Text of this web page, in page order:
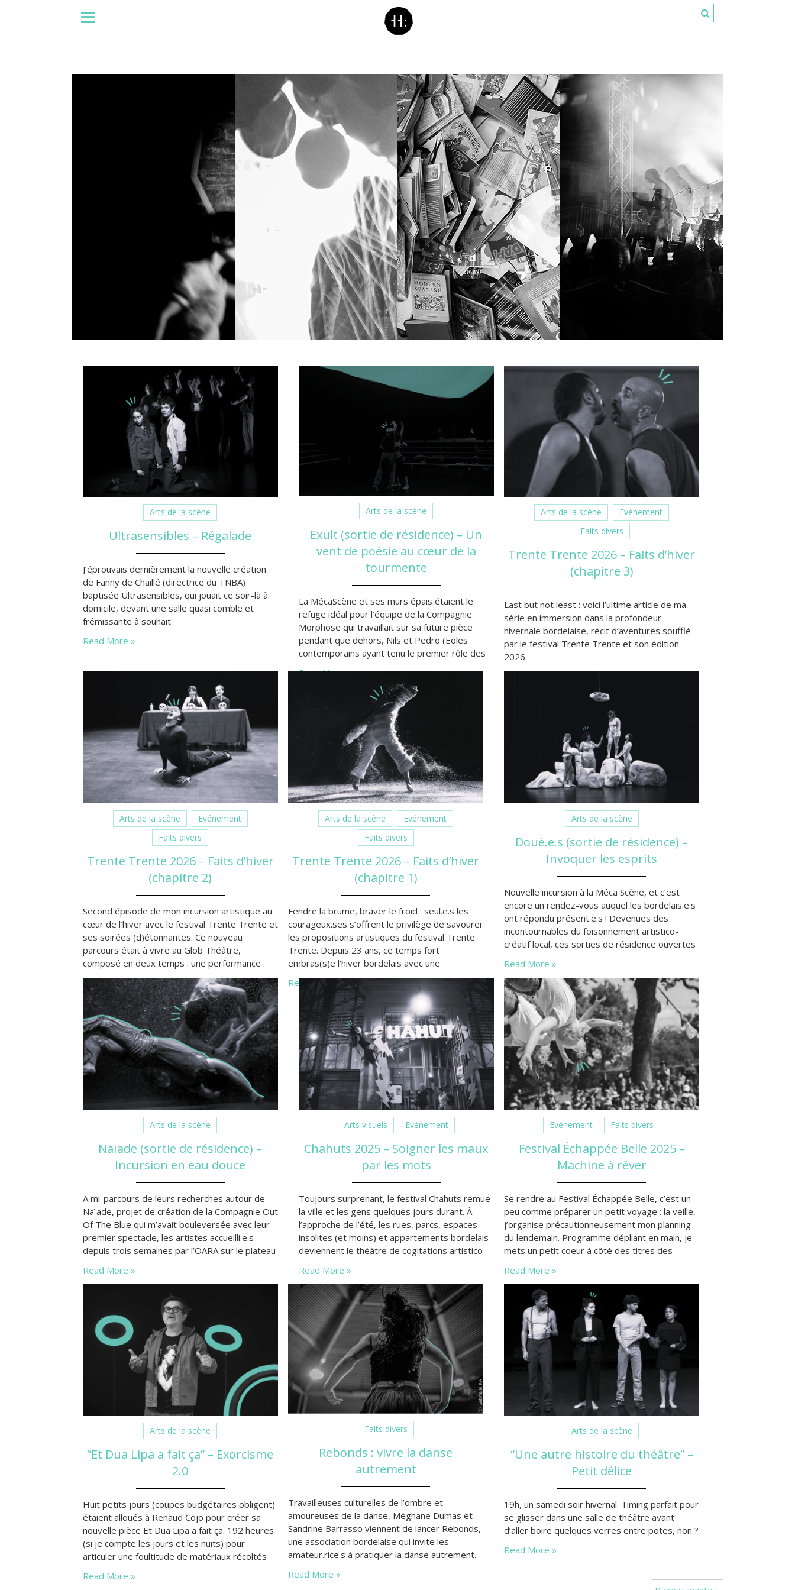
Arts de la scène
Ultrasensibles – Régalade
J’éprouvais dernièrement la nouvelle création
de Fanny de Chaillé (directrice du TNBA)
baptisée Ultrasensibles, qui jouait ce soir-là à
domicile, devant une salle quasi comble et
frémissante à souhait.
Read More »
Arts de la scène
Exult (sortie de résidence) – Un
vent de poésie au cœur de la
tourmente
La MécaScène et ses murs épais étaient le
refuge idéal pour l’équipe de la Compagnie
Morphose qui travaillait sur sa future pièce
pendant que dehors, Nils et Pedro (Eoles
contemporains ayant tenu le premier rôle des
Thomas et son équipe conviaient le 19 février
dernier les bordelais.es…
Read More »
Arts de la scène
Evénement
Faits divers
Trente Trente 2026 – Faits d’hiver
(chapitre 3)
Last but not least : voici l’ultime article de ma
série en immersion dans la profondeur
hivernale bordelaise, récit d’aventures soufflé
par le festival Trente Trente et son édition
2026.
Arts de la scène
Evénement
Faits divers
Trente Trente 2026 – Faits d’hiver
(chapitre 2)
Second épisode de mon incursion artistique au
cœur de l’hiver avec le festival Trente Trente et
ses soirées (d)étonnantes. Ce nouveau
parcours était à vivre au Glob Théâtre,
composé en deux temps : une performance
axée sur le texte, proposée par une maîtresse
des mots, suivie d’un “court”(cours ?) de
théâtre-humour assuré par un trio
abracadabrantesque.
Read More »
Arts de la scène
Evénement
Faits divers
Trente Trente 2026 – Faits d’hiver
(chapitre 1)
Fendre la brume, braver le froid : seul.e.s les
courageux.ses s’offrent le privilège de savourer
les propositions artistiques du festival Trente
Trente. Depuis 23 ans, ce temps fort
embras(s)e l’hiver bordelais avec une
programmation détonante, où le court étend
ses possibilités.
Read More »
Arts de la scène
Doué.e.s (sortie de résidence) –
Invoquer les esprits
Nouvelle incursion à la Méca Scène, et c’est
encore un rendez-vous auquel les bordelais.e.s
ont répondu présent.e.s ! Devenues des
incontournables du foisonnement artistico-
créatif local, ces sorties de résidence ouvertes
que je m’y rends (salle comble ou presque).
Read More »
Arts de la scène
Naïade (sortie de résidence) –
Incursion en eau douce
A mi-parcours de leurs recherches autour de
Naïade, projet de création de la Compagnie Out
Of The Blue qui m’avait bouleversée avec leur
premier spectacle, les artistes accueilli.e.s
depuis trois semaines par l’OARA sur le plateau
de résidence le 10 octobre dernier. Un rendez-
Read More »
Arts visuels Evénement
Chahuts 2025 – Soigner les maux
par les mots
Toujours surprenant, le festival Chahuts remue
la ville et les gens quelques jours durant. À
l’approche de l’été, les rues, parcs, espaces
insolites (et moins) et appartements bordelais
deviennent le théâtre de cogitations artistico-
Read More »
Evénement Faits divers
Festival Échappée Belle 2025 –
Machine à rêver
Se rendre au Festival Échappée Belle, c’est un
peu comme préparer un petit voyage : la veille,
j’organise précautionneusement mon planning
du lendemain. Programme dépliant en main, je
mets un petit coeur à côté des titres des
agrémenté d’un “+” si j’ai vraiment un bon
pressentiment, que j’apprécie l’artiste ou la
compagnie…
Read More »
Arts de la scène
“Et Dua Lipa a fait ça” – Exorcisme
2.0
Huit petits jours (coupes budgétaires obligent)
étaient alloués à Renaud Cojo pour créer sa
nouvelle pièce Et Dua Lipa a fait ça. 192 heures
(si je compte les jours et les nuits) pour
articuler une foultitude de matériaux récoltés
par un boomer fana d’une vedette pop
Read More »
Faits divers
Rebonds : vivre la danse
autrement
Travailleuses culturelles de l’ombre et
amoureuses de la danse, Méghane Dumas et
Sandrine Barrasso viennent de lancer Rebonds,
une association bordelaise qui invite les
amateur.rice.s à pratiquer la danse autrement.
ponctuels menés par des artistes du territoire,
Read More »
Arts de la scène
“Une autre histoire du théâtre” –
Petit délice
19h, un samedi soir hivernal. Timing parfait pour
se glisser dans une salle de théâtre avant
d’aller boire quelques verres entre potes, non ?
Read More »